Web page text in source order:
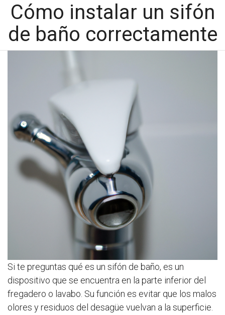
Cómo instalar un sifón
de baño correctamente
Si te preguntas qué es un sifón de baño, es un
dispositivo que se encuentra en la parte inferior del
fregadero o lavabo. Su función es evitar que los malos
olores y residuos del desagüe vuelvan a la superficie.